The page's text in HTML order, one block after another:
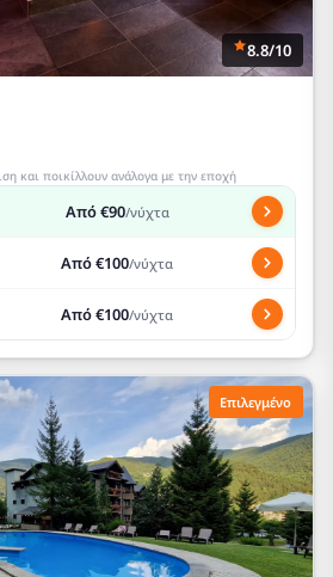
8.8/10
και ποικίλλουν ανάλογα με την εποχή
Από €90/νύχτα
Από €100/νύχτα
Από €100/νύχτα
Επιλεγμένο